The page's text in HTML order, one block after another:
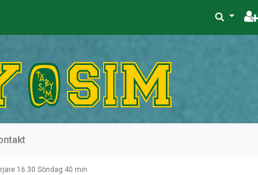
16.30 Söndag 40 min